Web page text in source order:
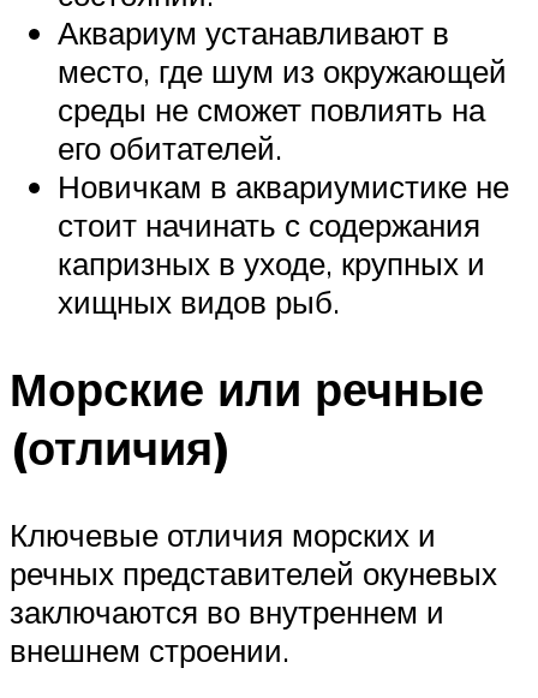
Аквариум устанавливают в
место, где шум из окружающей
среды не сможет повлиять на
его обитателей.
Новичкам в аквариумистике не
стоит начинать с содержания
капризных в уходе, крупных и
хищных видов рыб.
Морские или речные
(отличия)
Ключевые отличия морских и
речных представителей окуневых
заключаются во внутреннем и
внешнем строении.